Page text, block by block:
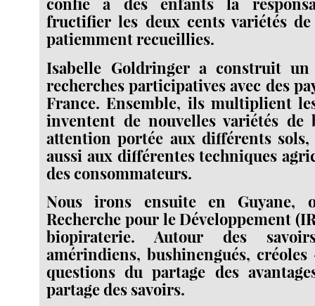
fructifier les deux cents variétés
patiemment recueillies.
Isabelle Goldringer a construit un
recherches participatives avec des
France. Ensemble, ils multiplient
inventent de nouvelles variétés
attention portée aux différents
aussi aux différentes techniques
des consommateurs.
Nous irons ensuite en Guyane,
Recherche pour le Développement
biopiraterie. Autour des
amérindiens, bushinengués,
questions du partage des
partage des savoirs.